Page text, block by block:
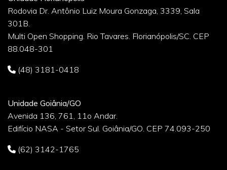
Rodovia Dr. Antônio Luiz Moura Gonzaga, 3339, Sala
301B.
Multi Open Shopping. Rio Tavares. Florianópolis/SC. CEP
88.048-301
(48) 3181-0418
Unidade Goiânia/GO
Avenida 136, 761, 11o Andar.
Edifício NASA - Setor Sul. Goiânia/GO. CEP 74.093-250
(62) 3142-1765